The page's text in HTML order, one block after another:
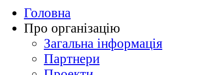
Головна
Про організацію
Загальна інформація
Партнери